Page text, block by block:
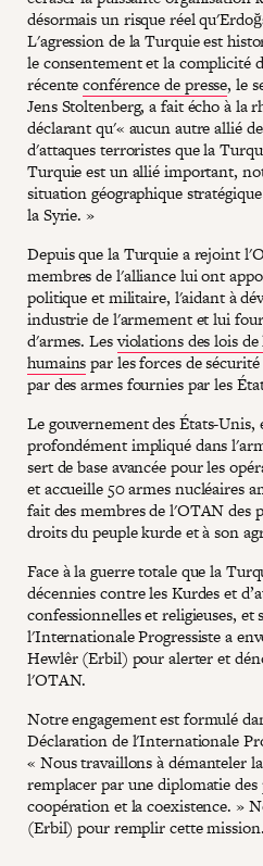
désormais un risque réel
L'agression de la Turquie est
le consentement et la complicité
récenteconférence de presse, le
Jens Stoltenberg, a fait écho à la
déclarant qu'« aucun autre allié
d'attaques terroristes que la
Turquie est un allié important,
situation géographique
la Syrie. »
Depuis que la Turquie a rejoint
membres de l'alliance lui ont
politique et militaire, l'aidant à
industrie de l'armement et lui
d'armes. Lesviolations des lois
humainspar les forces de
par des armes fournies par les
Le gouvernement des États-Unis,
profondément impliqué dans
sert de base avancée pour les
et accueille 50 armes nucléaires
fait des membres de l'OTAN des
droits du peuple kurde et à son
Face à la guerre totale que la
décennies contre les Kurdes et
confessionnelles et religieuses, et
l'Internationale Progressiste a
Hewlêr (Erbil) pour alerter et
l'OTAN.
Notre engagement est formulé
Déclaration de l'Internationale
« Nous travaillons à démanteler
remplacer par une diplomatie des
coopération et la coexistence. »
(Erbil) pour remplir cette mission.